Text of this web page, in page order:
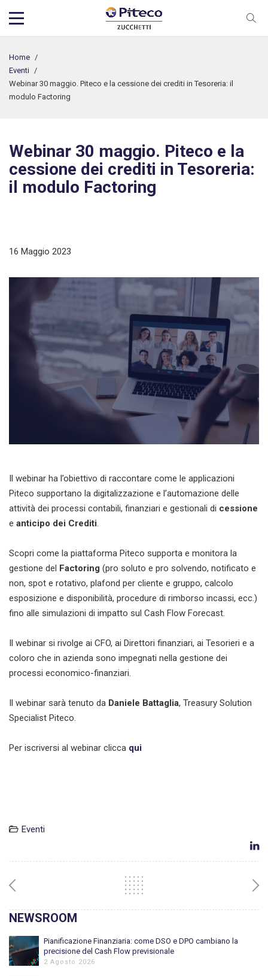
Home /
Eventi /
Webinar 30 maggio. Piteco e la cessione dei crediti in Tesoreria: il
modulo Factoring
Webinar 30 maggio. Piteco e la
cessione dei crediti in Tesoreria:
il modulo Factoring
16 Maggio 2023
Il webinar ha l’obiettivo di raccontare come le applicazioni
Piteco supportano la digitalizzazione e l’automazione delle
attività dei processi contabili, finanziari e gestionali di cessione
e anticipo dei Crediti.
Scopri come la piattaforma Piteco supporta e monitora la
gestione del Factoring (pro soluto e pro solvendo, notificato e
non, spot e rotativo, plafond per cliente e gruppo, calcolo
esposizione e disponibilità, procedure di rimborso incassi, ecc.)
fino alle simulazioni di impatto sul Cash Flow Forecast.
Il webinar si rivolge ai CFO, ai Direttori finanziari, ai Tesorieri e a
coloro che in azienda sono impegnati nella gestione dei
processi economico-finanziari.
Il webinar sarà tenuto da Daniele Battaglia, Treasury Solution
Specialist Piteco.
Per iscriversi al webinar clicca qui
Eventi
NEWSROOM
Pianificazione Finanziaria: come DSO e DPO cambiano la
precisione del Cash Flow previsionale
2 Agosto 2026